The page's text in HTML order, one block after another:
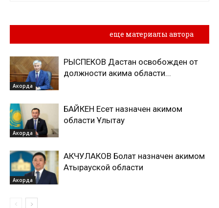
еще материалы автора
Акорда
РЫСПЕКОВ Дастан освобожден от
должности акима области...
Акорда
БАЙКЕН Есет назначен акимом
области Ұлытау
Акорда
АКЧУЛАКОВ Болат назначен акимом
Атырауской области